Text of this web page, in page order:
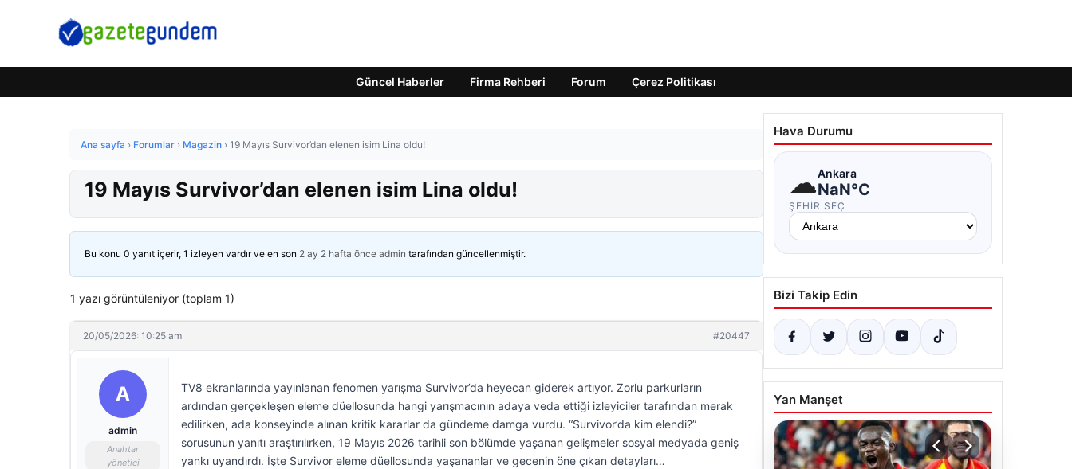
Güncel Haberler Firma Rehberi Forum Çerez Politikası
Ana sayfa › Forumlar › Magazin › 19 Mayıs Survivor’dan elenen isim Lina oldu!
19 Mayıs Survivor’dan elenen isim Lina oldu!
Bu konu 0 yanıt içerir, 1 izleyen vardır ve en son 2 ay 2 hafta önce admin tarafından güncellenmiştir.
1 yazı görüntüleniyor (toplam 1)
20/05/2026: 10:25 am #20447
A
admin
Anahtar
yönetici
TV8 ekranlarında yayınlanan fenomen yarışma Survivor’da heyecan giderek artıyor. Zorlu parkurların
ardından gerçekleşen eleme düellosunda hangi yarışmacının adaya veda ettiği izleyiciler tarafından merak
edilirken, ada konseyinde alınan kritik kararlar da gündeme damga vurdu. “Survivor’da kim elendi?”
sorusunun yanıtı araştırılırken, 19 Mayıs 2026 tarihli son bölümde yaşanan gelişmeler sosyal medyada geniş
yankı uyandırdı. İşte Survivor eleme düellosunda yaşananlar ve gecenin öne çıkan detayları…
Hava Durumu
☁Ankara
NaN°C
ŞEHIR SEÇ
Bizi Takip Edin
Yan Manşet